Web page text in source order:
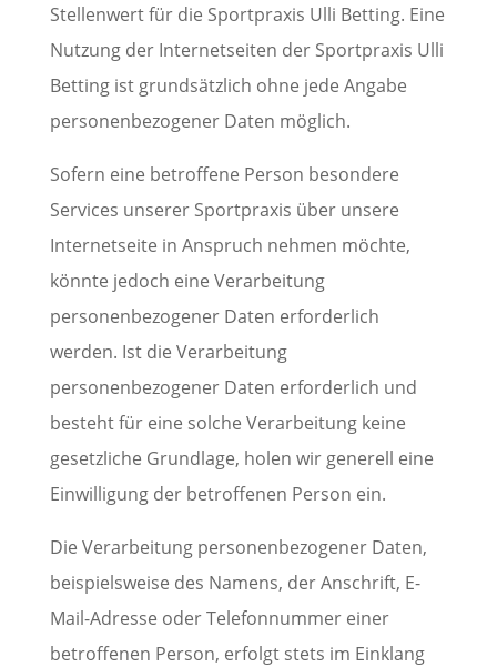
Stellenwert für die Sportpraxis Ulli Betting. Eine
Nutzung der Internetseiten der Sportpraxis Ulli
Betting ist grundsätzlich ohne jede Angabe
personenbezogener Daten möglich.
Sofern eine betroffene Person besondere
Services unserer Sportpraxis über unsere
Internetseite in Anspruch nehmen möchte,
könnte jedoch eine Verarbeitung
personenbezogener Daten erforderlich
werden. Ist die Verarbeitung
personenbezogener Daten erforderlich und
besteht für eine solche Verarbeitung keine
gesetzliche Grundlage, holen wir generell eine
Einwilligung der betroffenen Person ein.
Die Verarbeitung personenbezogener Daten,
beispielsweise des Namens, der Anschrift, E-
Mail-Adresse oder Telefonnummer einer
betroffenen Person, erfolgt stets im Einklang